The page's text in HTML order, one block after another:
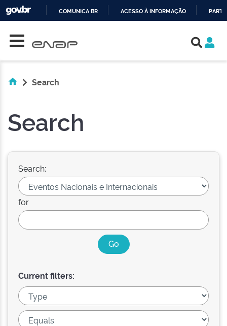
COMUNICA BR ACESSO À INFORMAÇÃO
Search
Search
Search:
for
Current filters: